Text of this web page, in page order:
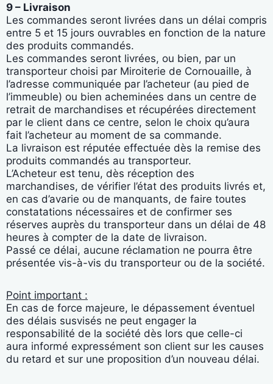
9 – Livraison
Les commandes seront livrées dans un délai compris
entre 5 et 15 jours ouvrables en fonction de la nature
des produits commandés.
Les commandes seront livrées, ou bien, par un
transporteur choisi par Miroiterie de Cornouaille, à
l’adresse communiquée par l’acheteur (au pied de
l’immeuble) ou bien acheminées dans un centre de
retrait de marchandises et récupérées directement
par le client dans ce centre, selon le choix qu’aura
fait l’acheteur au moment de sa commande.
La livraison est réputée effectuée dès la remise des
produits commandés au transporteur.
L’Acheteur est tenu, dès réception des
marchandises, de vérifier l’état des produits livrés et,
en cas d’avarie ou de manquants, de faire toutes
constatations nécessaires et de confirmer ses
réserves auprès du transporteur dans un délai de 48
heures à compter de la date de livraison.
Passé ce délai, aucune réclamation ne pourra être
présentée vis-à-vis du transporteur ou de la société.
Point important :
En cas de force majeure, le dépassement éventuel
des délais susvisés ne peut engager la
responsabilité de la société dès lors que celle-ci
aura informé expressément son client sur les causes
du retard et sur une proposition d’un nouveau délai.